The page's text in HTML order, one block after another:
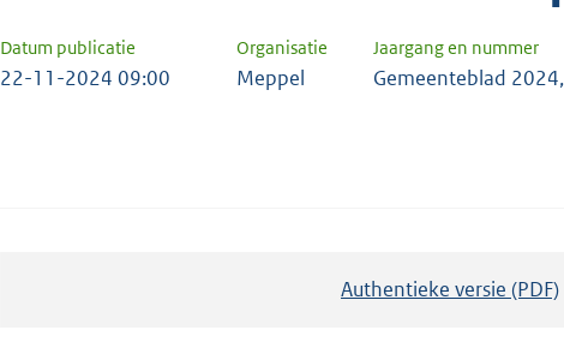
Datum publicatie Organisatie Jaargang en nummer
22-11-2024 09:00 Meppel Gemeenteblad
Authentieke versie (PDF)